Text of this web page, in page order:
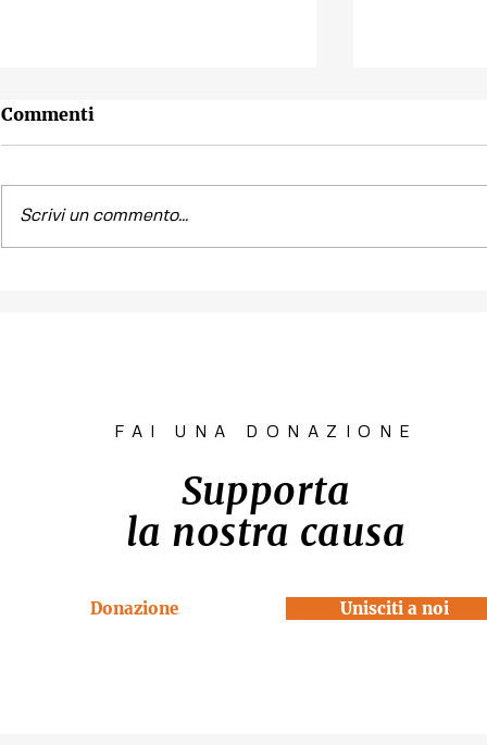
Commenti
Scrivi un commento...
FAI UNA DONAZIONE
Supporta
la nostra causa
Donazione Unisciti a noi